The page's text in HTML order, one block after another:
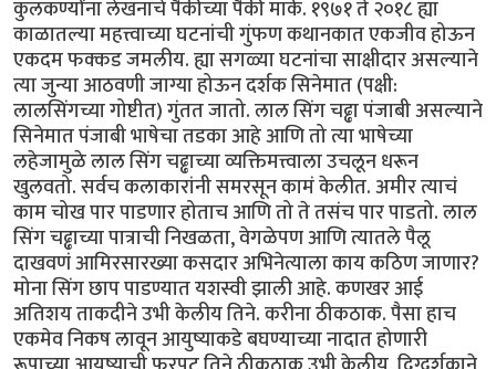
कुलकर्ण्यांना लेखनाचे पैकीच्या पैकी मार्क. १९७१ ते २०१८ ह्या
काळातल्या महत्त्वाच्या घटनांची गुंफण कथानकात एकजीव होऊन
एकदम फक्कड जमलीय. ह्या सगळ्या घटनांचा साक्षीदार असल्याने
त्या जुन्या आठवणी जाग्या होऊन दर्शक सिनेमात (पक्षी:
लालसिंगच्या गोष्टीत) गुंतत जातो. लाल सिंग चढ्ढा पंजाबी असल्याने
सिनेमात पंजाबी भाषेचा तडका आहे आणि तो त्या भाषेच्या
लहेजामुळे लाल सिंग चढ्ढाच्या व्यक्तिमत्त्वाला उचलून धरून
खुलवतो. सर्वच कलाकारांनी समरसून कामं केलीत. अमीर त्याचं
काम चोख पार पाडणार होताच आणि तो ते तसंच पार पाडतो. लाल
सिंग चढ्ढाच्या पात्राची निखळता, वेगळेपण आणि त्यातले पैलू
दाखवणं आमिरसारख्या कसदार अभिनेत्याला काय कठिण जाणार?
मोना सिंग छाप पाडण्यात यशस्वी झाली आहे. कणखर आई
अतिशय ताकदीने उभी केलीय तिने. करीना ठीकठाक. पैसा हाच
एकमेव निकष लावून आयुष्याकडे बघण्याच्या नादात होणारी